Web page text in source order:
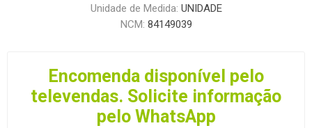
Unidade de Medida: UNIDADE
NCM: 84149039
Encomenda disponível pelo
televendas. Solicite informação
pelo WhatsApp